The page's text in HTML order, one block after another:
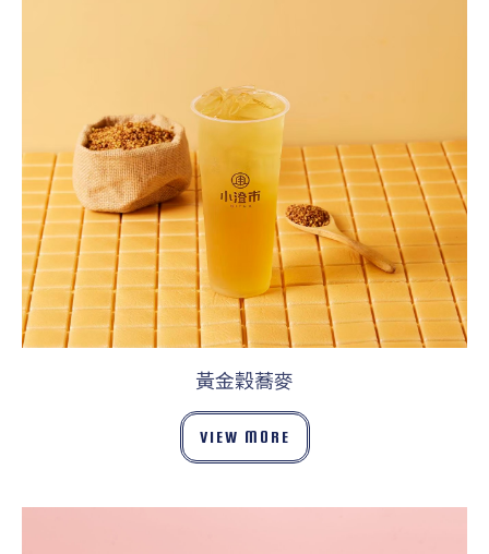
黃金穀蕎麥
VIEW MORE